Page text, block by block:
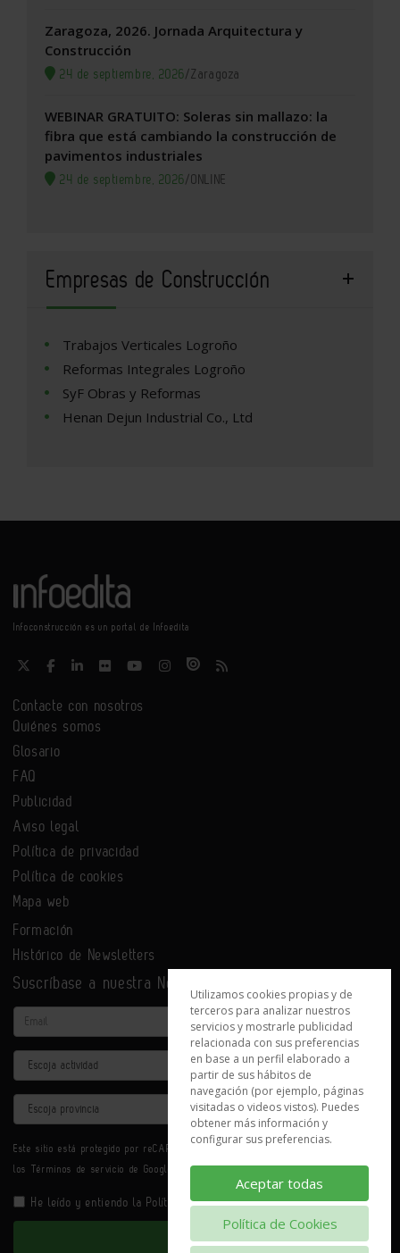
Zaragoza, 2026. Jornada Arquitectura y
Construcción
24 de septiembre, 2026/Zaragoza
WEBINAR GRATUITO: Soleras sin mallazo: la
fibra que está cambiando la construcción de
pavimentos industriales
24 de septiembre, 2026/ONLINE
Empresas de Construcción
Trabajos Verticales Logroño
Reformas Integrales Logroño
SyF Obras y Reformas
Henan Dejun Industrial Co., Ltd
Infoconstrucción es un portal de Infoedita
Contacte con nosotros
Quiénes somos
Glosario
FAQ
Publicidad
Aviso legal
Política de privacidad
Política de cookies
Mapa web
Formación
Histórico de Newsletters
Suscríbase a nuestra Newsletter
Email
Actividad
Provincia
Este sitio está protegido por reCAPTCHA y se aplican la
los Términos de servicio de Google.
He leído y entiendo la Política de Privacidad
Enviar
Utilizamos cookies propias y de
terceros para analizar nuestros
servicios y mostrarle publicidad
relacionada con sus preferencias
en base a un perfil elaborado a
partir de sus hábitos de
navegación (por ejemplo, páginas
visitadas o videos vistos). Puedes
obtener más información y
configurar sus preferencias.
Aceptar todas
Política de Cookies